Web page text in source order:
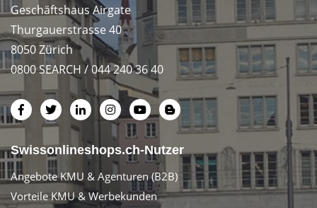
Geschäftshaus Airgate
Thurgauerstrasse 40
8050 Zürich
0800 SEARCH / 044 240 36 40
Swissonlineshops.ch-Nutzer
Angebote KMU & Agenturen (B2B)
Vorteile KMU & Werbekunden